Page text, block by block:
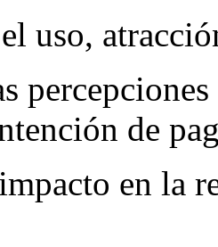
el uso,
de
en la